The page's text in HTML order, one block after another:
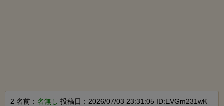
2 名前： 名無し 投稿日：2026/07/03 23:31:05 ID:EVGm231wK